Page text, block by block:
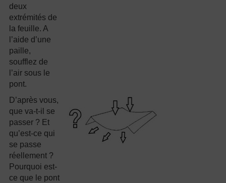
deux
extrémités de
la feuille. A
l’aide d’une
paille,
soufflez de
l’air sous le
pont.
D’après vous,
que va-t-il se
passer ? Et
qu’est-ce qui
se passe
réellement ?
Pourquoi est-
ce que le pont